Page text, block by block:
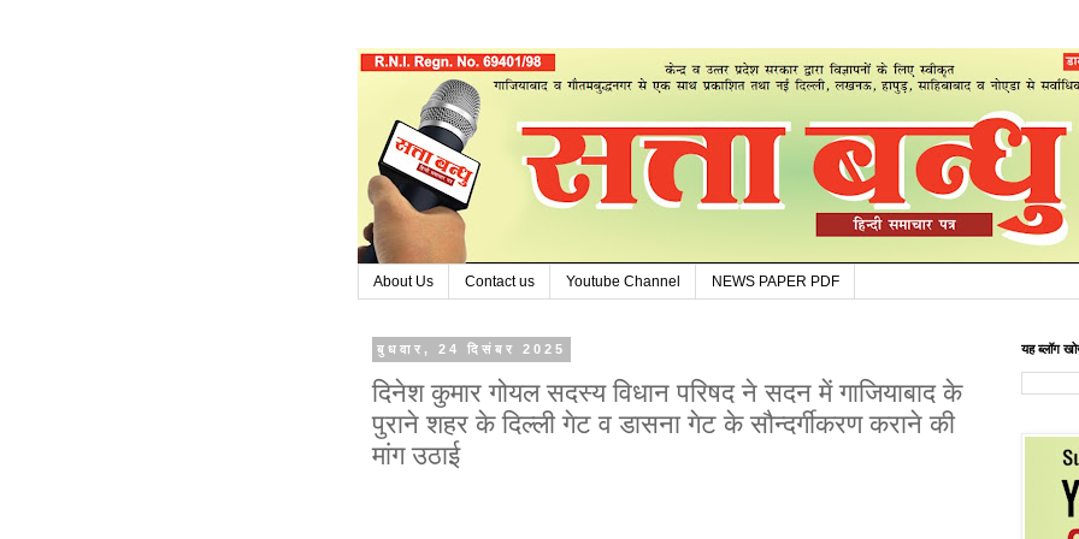
About Us Contact us Youtube Channel NEWS PAPER PDF
बुधवार, 24 दिसंबर 2025
दिनेश कुमार गोयल सदस्य विधान परिषद ने सदन में गाजियाबाद के
पुराने शहर के दिल्ली गेट व डासना गेट के सौन्दर्गीकरण कराने की
मांग उठाई
यह ब्लॉग